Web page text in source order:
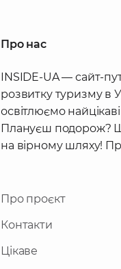
Про нас
INSIDE-UA — сайт-
розвитку туризму в
освітлюємо
Плануєш подорож?
на вірному шляху!
Про проєкт
Контакти
Цікаве